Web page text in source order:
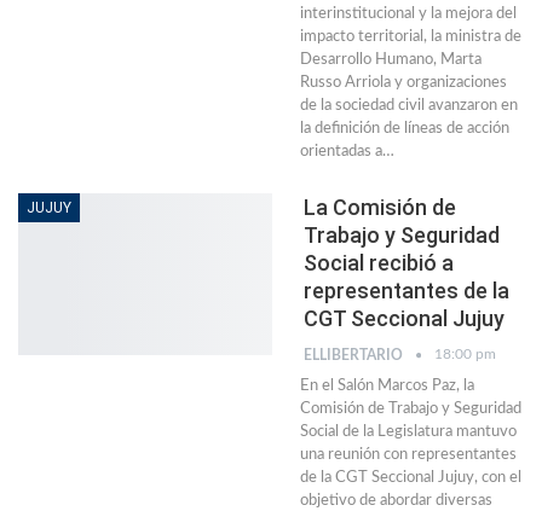
interinstitucional y la mejora del
impacto territorial, la ministra de
Desarrollo Humano, Marta
Russo Arriola y organizaciones
de la sociedad civil avanzaron en
la definición de líneas de acción
orientadas a…
JUJUY
La Comisión de
Trabajo y Seguridad
Social recibió a
representantes de la
CGT Seccional Jujuy
ELLIBERTARIO 18:00 pm
En el Salón Marcos Paz, la
Comisión de Trabajo y Seguridad
Social de la Legislatura mantuvo
una reunión con representantes
de la CGT Seccional Jujuy, con el
objetivo de abordar diversas